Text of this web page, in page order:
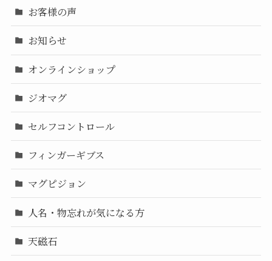
お客様の声
お知らせ
オンラインショップ
ジオマグ
セルフコントロール
フィンガーギブス
マグピジョン
人名・物忘れが気になる方
天磁石